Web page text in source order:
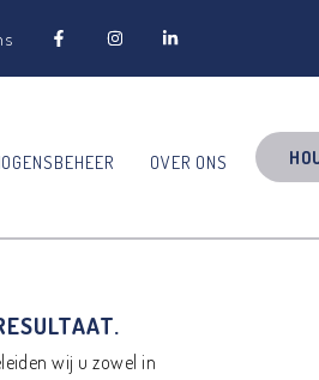
OVER ONS
wij u zowel in